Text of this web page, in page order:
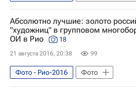
Сослан Рамонов
Спорт
Фото
Сборная России - Рио-2016
Бокс - Рио-2016
Летние Олимпийские игры 2016
Россия на Олимпиаде 2016
Михаил Алоян
Абсолютно лучшие: золото
"художниц" в групповом
ОИ в Рио
18
21 августа 2016, 20:38 99
Фото - Рио-2016
Фото
Художественная гимнастика